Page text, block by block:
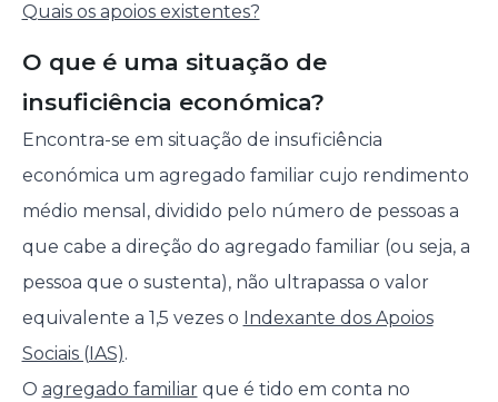
Quais os apoios existentes?
O que é uma situação de
insuficiência económica?
Encontra-se em situação de insuficiência
económica um agregado familiar cujo rendimento
médio mensal, dividido pelo número de pessoas a
que cabe a direção do agregado familiar (ou seja, a
pessoa que o sustenta), não ultrapassa o valor
equivalente a 1,5 vezes o Indexante dos Apoios
Sociais (IAS).
O agregado familiarque é tido em conta no